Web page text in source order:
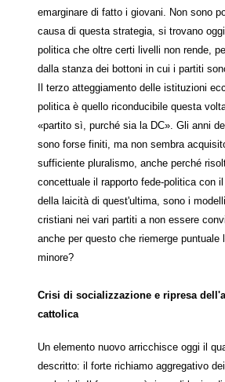
emarginare di fatto i giovani. Non sono
causa di questa strategia, si trovano
politica che oltre certi livelli non rende,
dalla stanza dei bottoni in cui i partiti
Il terzo atteggiamento delle istituzioni
politica è quello riconducibile questa
«partito sì, purché sia la DC». Gli anni
sono forse finiti, ma non sembra
sufficiente pluralismo, anche perché
concettuale il rapporto fede-politica con
della laicità di quest'ultima, sono i
cristiani nei vari partiti a non essere
anche per questo che riemerge puntuale
minore?
Crisi di socializzazione e ripresa
cattolica
Un elemento nuovo arricchisce oggi il
descritto: il forte richiamo aggregativo